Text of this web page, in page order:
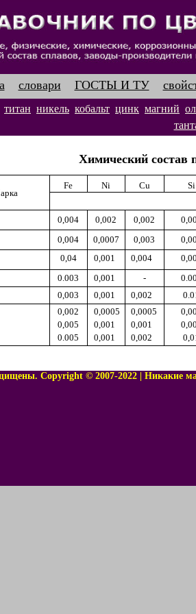
словари ГОСТЫ И ТУ
титан никель кобальт цинк магний
Химический состав
Fe Ni Cu Si
0,004 0,002 0,002
0,004 0,0007 0,003 0,
0,04 0,001 0,004
0.003 0,001 -
0,003 0,001 0,002
0,002
0,005
0.005
0,0005
0,001
0,001
0,0005
0,001
0,002
Copyright © 2007-2022 | Никакие